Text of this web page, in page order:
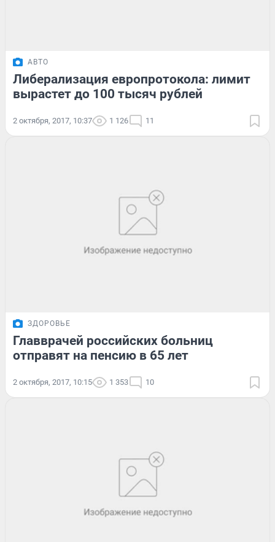
АВТО
Либерализация европротокола: лимит
вырастет до 100 тысяч рублей
2 октября, 2017, 10:37 1 126 11
ЗДОРОВЬЕ
Главврачей российских больниц
отправят на пенсию в 65 лет
2 октября, 2017, 10:15 1 353 10